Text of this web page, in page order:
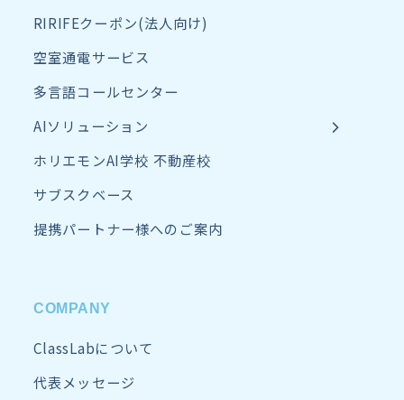
RIRIFEクーポン(法人向け)
空室通電サービス
多言語コールセンター
AIソリューション
ホリエモンAI学校 不動産校
サブスクベース
提携パートナー様へのご案内
COMPANY
ClassLabについて
代表メッセージ